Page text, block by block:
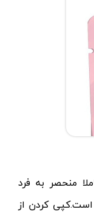
منحصر به فرد
است.کپی کردن از